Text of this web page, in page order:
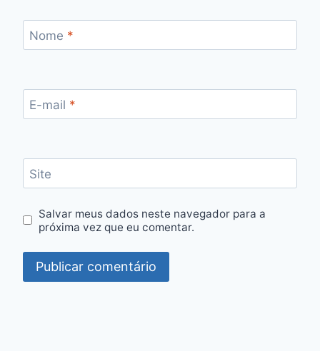
Nome *
E-mail *
Site
Salvar meus dados neste navegador para a
próxima vez que eu comentar.